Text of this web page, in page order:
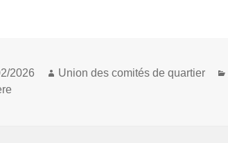
2026 Auteur
Union des comités de quartier